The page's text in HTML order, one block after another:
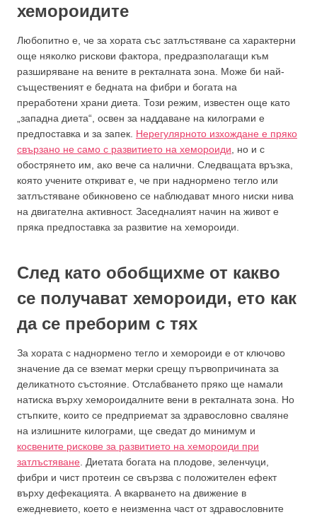
хемороидите
Любопитно е, че за хората със затлъстяване са характерни
още няколко рискови фактора, предразполагащи към
разширяване на вените в ректалната зона. Може би най-
същественият е бедната на фибри и богата на
преработени храни диета. Този режим, известен още като
„западна диета“, освен за наддаване на килограми е
предпоставка и за запек. Нерегулярното изхождане е пряко
свързано не само с развитието на хемороиди , но и с
обострянето им, ако вече са налични. Следващата връзка,
която учените откриват е, че при наднормено тегло или
затлъстяване обикновено се наблюдават много ниски нива
на двигателна активност. Заседналият начин на живот е
пряка предпоставка за развитие на хемороиди.
След като обобщихме от какво
се получават хемороиди, ето как
да се преборим с тях
За хората с наднормено тегло и хемороиди е от ключово
значение да се вземат мерки срещу първопричината за
деликатното състояние. Отслабването пряко ще намали
натиска върху хемороидалните вени в ректалната зона. Но
стъпките, които се предприемат за здравословно сваляне
на излишните килограми, ще сведат до минимум и
косвените рискове за развитието на хемороиди при
затлъстяване . Диетата богата на плодове, зеленчуци,
фибри и чист протеин се свързва с положителен ефект
върху дефекацията. А вкарването на движение в
ежедневието, което е неизменна част от здравословните